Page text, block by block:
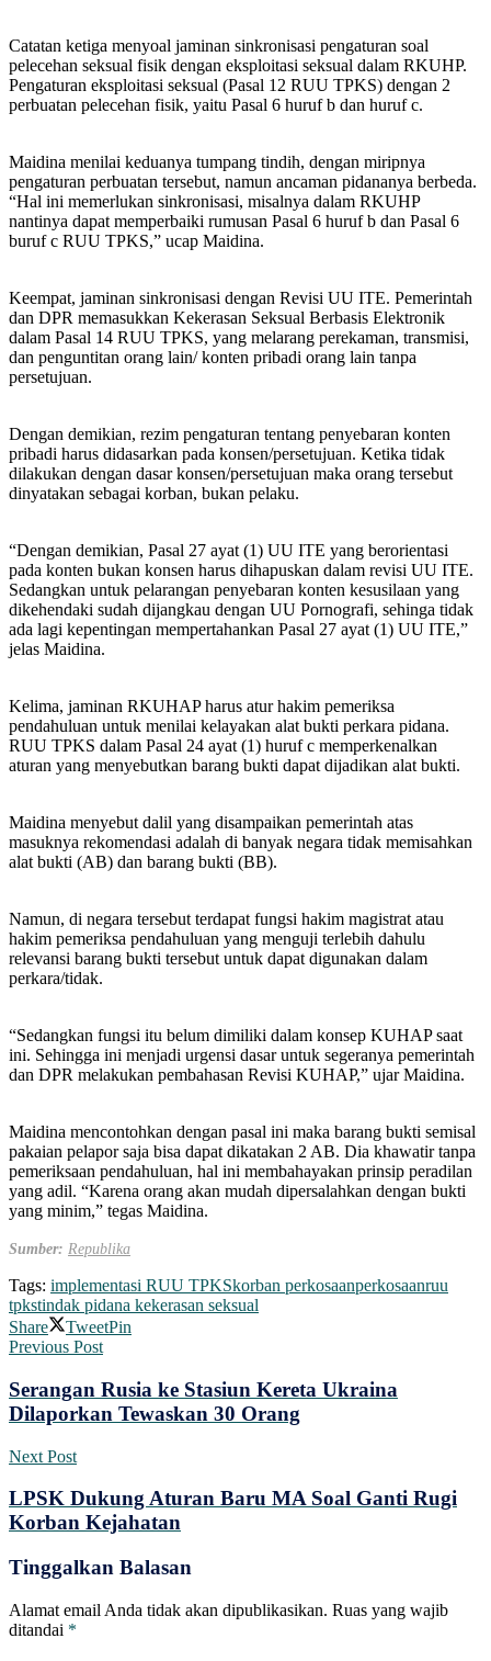
Catatan ketiga menyoal jaminan sinkronisasi pengaturan soal
pelecehan seksual fisik dengan eksploitasi seksual dalam RKUHP.
Pengaturan eksploitasi seksual (Pasal 12 RUU TPKS) dengan 2
perbuatan pelecehan fisik, yaitu Pasal 6 huruf b dan huruf c.
Maidina menilai keduanya tumpang tindih, dengan miripnya
pengaturan perbuatan tersebut, namun ancaman pidananya berbeda.
“Hal ini memerlukan sinkronisasi, misalnya dalam RKUHP
nantinya dapat memperbaiki rumusan Pasal 6 huruf b dan Pasal 6
buruf c RUU TPKS,” ucap Maidina.
Keempat, jaminan sinkronisasi dengan Revisi UU ITE. Pemerintah
dan DPR memasukkan Kekerasan Seksual Berbasis Elektronik
dalam Pasal 14 RUU TPKS, yang melarang perekaman, transmisi,
dan penguntitan orang lain/ konten pribadi orang lain tanpa
persetujuan.
Dengan demikian, rezim pengaturan tentang penyebaran konten
pribadi harus didasarkan pada konsen/persetujuan. Ketika tidak
dilakukan dengan dasar konsen/persetujuan maka orang tersebut
dinyatakan sebagai korban, bukan pelaku.
“Dengan demikian, Pasal 27 ayat (1) UU ITE yang berorientasi
pada konten bukan konsen harus dihapuskan dalam revisi UU ITE.
Sedangkan untuk pelarangan penyebaran konten kesusilaan yang
dikehendaki sudah dijangkau dengan UU Pornografi, sehinga tidak
ada lagi kepentingan mempertahankan Pasal 27 ayat (1) UU ITE,”
jelas Maidina.
Kelima, jaminan RKUHAP harus atur hakim pemeriksa
pendahuluan untuk menilai kelayakan alat bukti perkara pidana.
RUU TPKS dalam Pasal 24 ayat (1) huruf c memperkenalkan
aturan yang menyebutkan barang bukti dapat dijadikan alat bukti.
Maidina menyebut dalil yang disampaikan pemerintah atas
masuknya rekomendasi adalah di banyak negara tidak memisahkan
alat bukti (AB) dan barang bukti (BB).
Namun, di negara tersebut terdapat fungsi hakim magistrat atau
hakim pemeriksa pendahuluan yang menguji terlebih dahulu
relevansi barang bukti tersebut untuk dapat digunakan dalam
perkara/tidak.
“Sedangkan fungsi itu belum dimiliki dalam konsep KUHAP saat
ini. Sehingga ini menjadi urgensi dasar untuk segeranya pemerintah
dan DPR melakukan pembahasan Revisi KUHAP,” ujar Maidina.
Maidina mencontohkan dengan pasal ini maka barang bukti semisal
pakaian pelapor saja bisa dapat dikatakan 2 AB. Dia khawatir tanpa
pemeriksaan pendahuluan, hal ini membahayakan prinsip peradilan
yang adil. “Karena orang akan mudah dipersalahkan dengan bukti
yang minim,” tegas Maidina.
Sumber: Republika
Tags: implementasi RUU TPKSkorban perkosaanperkosaanruu
tpkstindak pidana kekerasan seksual
Share
TweetPin
Previous Post
Serangan Rusia ke Stasiun Kereta Ukraina
Dilaporkan Tewaskan 30 Orang
Next Post
LPSK Dukung Aturan Baru MA Soal Ganti Rugi
Korban Kejahatan
Tinggalkan Balasan
Alamat email Anda tidak akan dipublikasikan. Ruas yang wajib
ditandai *